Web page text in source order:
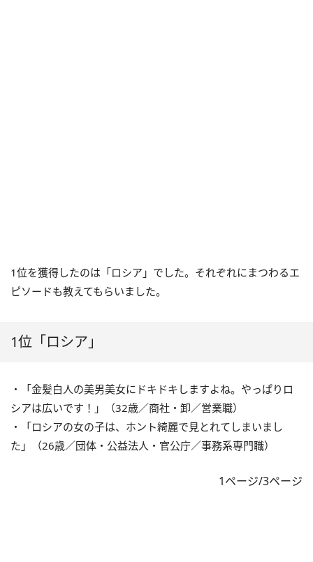
1位を獲得したのは「ロシア」でした。それぞれにまつわるエ
ピソードも教えてもらいました。
1位「ロシア」
・「金髪白人の美男美女にドキドキしますよね。やっぱりロ
シアは広いです！」（32歳／商社・卸／営業職）
・「ロシアの女の子は、ホント綺麗で見とれてしまいまし
た」（26歳／団体・公益法人・官公庁／事務系専門職）
1ページ/3ページ